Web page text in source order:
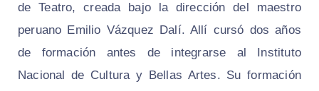
de Teatro, creada bajo la dirección del maestro
peruano Emilio Vázquez Dalí. Allí cursó dos años
de formación antes de integrarse al Instituto
Nacional de Cultura y Bellas Artes. Su formación